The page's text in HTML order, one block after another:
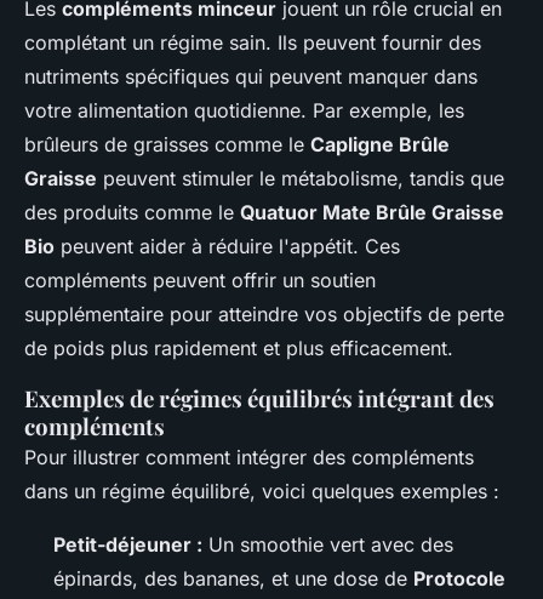
Les compléments minceur jouent un rôle crucial en
complétant un régime sain. Ils peuvent fournir des
nutriments spécifiques qui peuvent manquer dans
votre alimentation quotidienne. Par exemple, les
brûleurs de graisses comme le Capligne Brûle
Graisse peuvent stimuler le métabolisme, tandis que
des produits comme le Quatuor Mate Brûle Graisse
Bio peuvent aider à réduire l'appétit. Ces
compléments peuvent offrir un soutien
supplémentaire pour atteindre vos objectifs de perte
de poids plus rapidement et plus efficacement.
Exemples de régimes équilibrés intégrant des
compléments
Pour illustrer comment intégrer des compléments
dans un régime équilibré, voici quelques exemples :
Petit-déjeuner : Un smoothie vert avec des
épinards, des bananes, et une dose de Protocole